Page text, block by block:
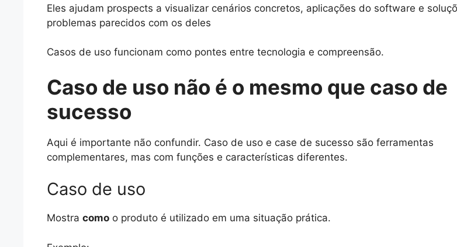
Eles ajudam prospects a visualizar cenários concretos, aplicações do software e
problemas parecidos com os deles
Casos de uso funcionam como pontes entre tecnologia e compreensão.
Caso de uso não é o mesmo que caso de
sucesso
Aqui é importante não confundir. Caso de uso e case de sucesso são ferramentas
complementares, mas com funções e características diferentes.
Caso de uso
Mostra comoo produto é utilizado em uma situação prática.